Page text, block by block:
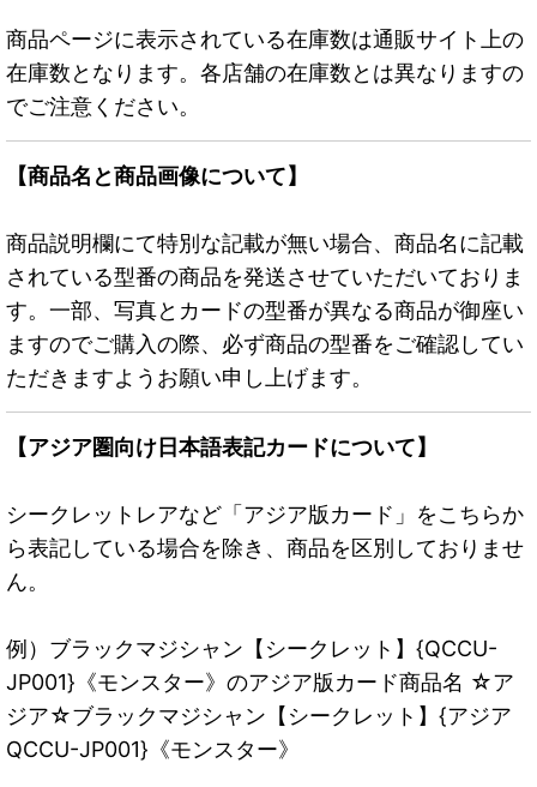
商品ページに表示されている在庫数は通販サイト上の
在庫数となります。各店舗の在庫数とは異なりますの
でご注意ください。
【商品名と商品画像について】
商品説明欄にて特別な記載が無い場合、商品名に記載
されている型番の商品を発送させていただいておりま
す。一部、写真とカードの型番が異なる商品が御座い
ますのでご購入の際、必ず商品の型番をご確認してい
ただきますようお願い申し上げます。
【アジア圏向け日本語表記カードについて】
シークレットレアなど「アジア版カード」をこちらか
ら表記している場合を除き、商品を区別しておりませ
ん。
例）ブラックマジシャン【シークレット】{QCCU-
JP001}《モンスター》のアジア版カード商品名 ☆ア
ジア☆ブラックマジシャン【シークレット】{アジア
QCCU-JP001}《モンスター》